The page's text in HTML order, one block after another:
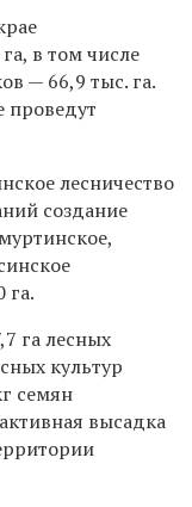
в том числе
— 66,9 тыс. га.
проведут
лесничество
создание
га.
га лесных
культур
семян
высадка